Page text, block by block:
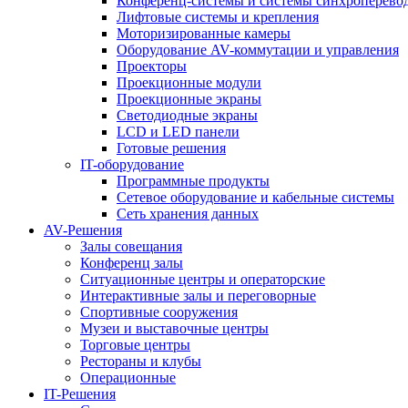
Лифтовые системы и крепления
Моторизированные камеры
Оборудование AV-коммутации и управления
Проекторы
Проекционные модули
Проекционные экраны
Светодиодные экраны
LCD и LED панели
Готовые решения
IT-оборудование
Программные продукты
Сетевое оборудование и кабельные системы
Сеть хранения данных
AV-Решения
Залы совещания
Конференц залы
Ситуационные центры и операторские
Интерактивные залы и переговорные
Спортивные сооружения
Музеи и выставочные центры
Торговые центры
Рестораны и клубы
Операционные
IT-Решения